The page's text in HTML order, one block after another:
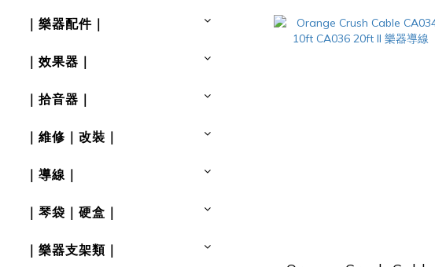
｜樂器配件｜
｜效果器｜
｜拾音器｜
｜維修｜改裝｜
｜導線｜
｜琴袋｜硬盒｜
｜樂器支架類｜